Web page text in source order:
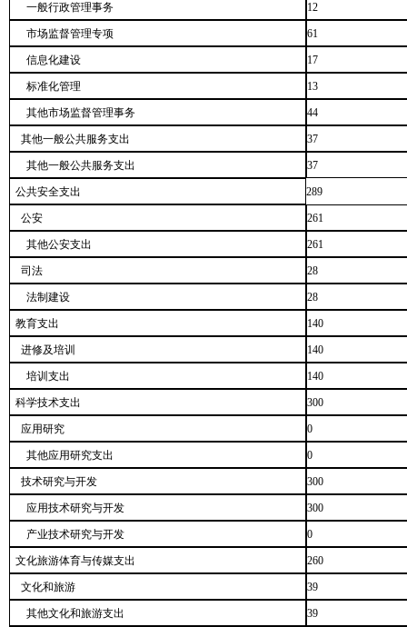
一般行政管理事务 12
市场监督管理专项 61
信息化建设 17
标准化管理 13
其他市场监督管理事务 44
其他一般公共服务支出 37
其他一般公共服务支出 37
公共安全支出 289
公安 261
其他公安支出 261
司法 28
法制建设 28
教育支出 140
进修及培训 140
培训支出 140
科学技术支出 300
应用研究 0
其他应用研究支出 0
技术研究与开发 300
应用技术研究与开发 300
产业技术研究与开发 0
文化旅游体育与传媒支出 260
文化和旅游 39
其他文化和旅游支出 39